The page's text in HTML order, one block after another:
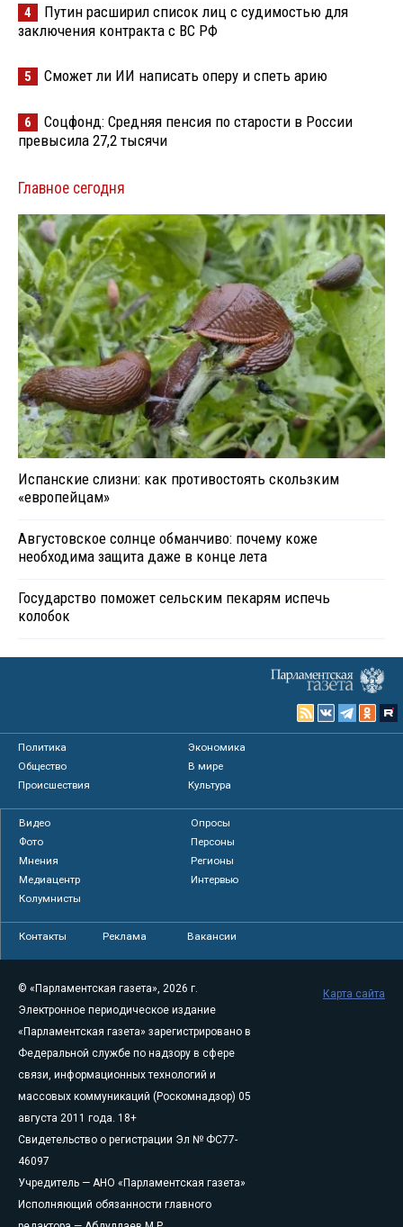
4
Путин расширил список лиц с судимостью для
заключения контракта с ВС РФ
5 Сможет ли ИИ написать оперу и спеть арию
6
Соцфонд: Средняя пенсия по старости в России
превысила 27,2 тысячи
Главное сегодня
Испанские слизни: как противостоять скользким
«европейцам»
Августовское солнце обманчиво: почему коже
необходима защита даже в конце лета
Государство поможет сельским пекарям испечь
колобок
Политика
Экономика
Общество
В мире
Происшествия
Культура
Видео
Опросы
Фото
Персоны
Мнения
Регионы
Медиацентр
Интервью
Колумнисты
Контакты Реклама Вакансии
© «Парламентская газета», 2026 г.
Электронное периодическое издание
«Парламентская газета» зарегистрировано в
Федеральной службе по надзору в сфере
связи, информационных технологий и
массовых коммуникаций (Роскомнадзор) 05
августа 2011 года. 18+
Свидетельство о регистрации Эл № ФС77-
46097
Учредитель — АНО «Парламентская газета»
Исполняющий обязанности главного
Карта сайта